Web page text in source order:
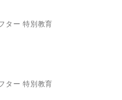
ター 特別教育
ター 特別教育